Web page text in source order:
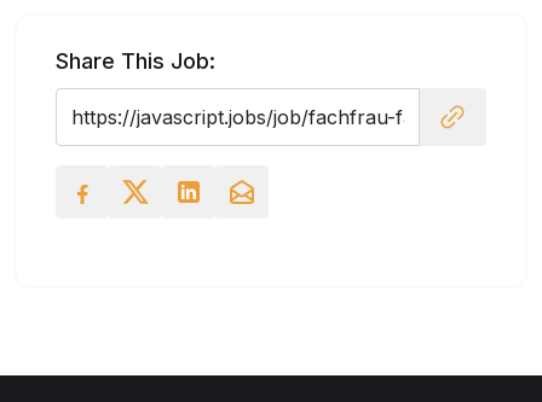
Share This Job: